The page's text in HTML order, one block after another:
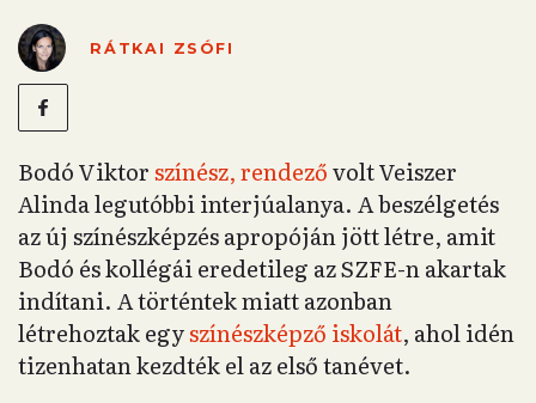
RÁTKAI ZSÓFI
Bodó Viktorszínész, rendezővolt Veiszer
Alinda legutóbbi interjúalanya. A beszélgetés
az új színészképzés apropóján jött létre, amit
Bodó és kollégái eredetileg az SZFE-n akartak
indítani. A történtek miatt azonban
létrehoztak egyszínészképző iskolát, ahol idén
tizenhatan kezdték el az első tanévet.